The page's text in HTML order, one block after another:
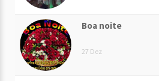
Boa noite
27 Dez